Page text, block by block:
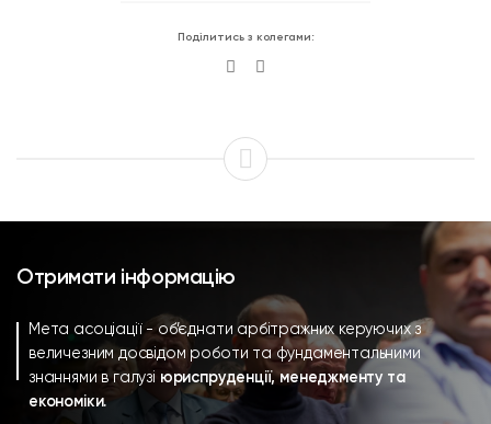
Поділитись з колегами:
Отримати інформацію
Мета асоціації - об’єднати арбітражних керуючих з
величезним досвідом роботи та фундаментальними
знаннями в галузі юриспруденції, менеджменту та
економіки.